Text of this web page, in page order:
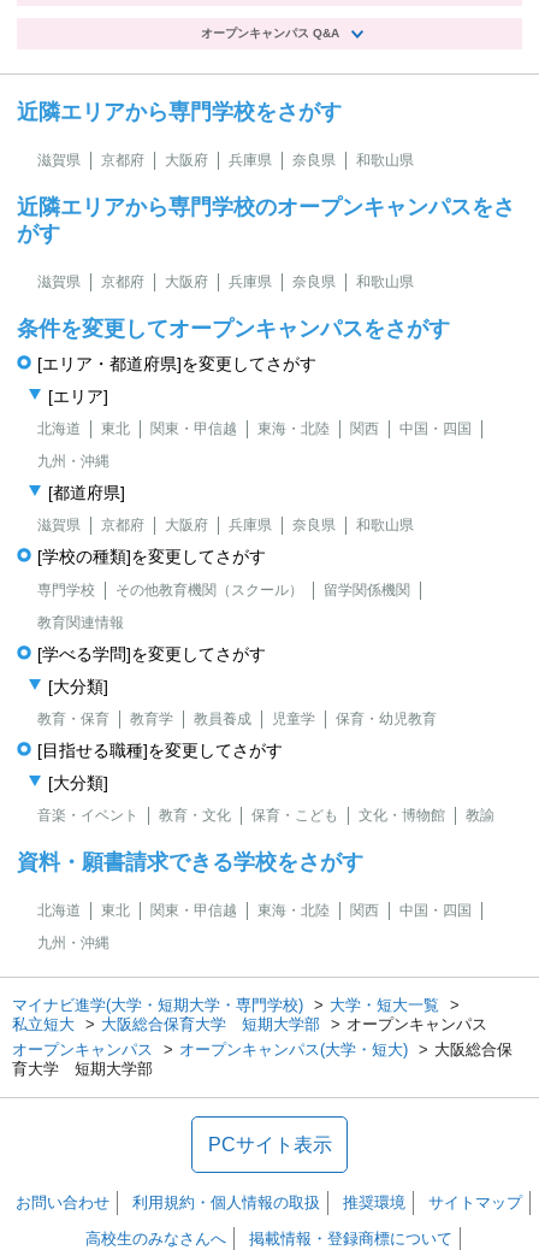
オープンキャンパス Q&A
近隣エリアから専門学校をさがす
滋賀県 京都府 大阪府 兵庫県 奈良県 和歌山県
近隣エリアから専門学校のオープンキャンパスをさ
がす
滋賀県 京都府 大阪府 兵庫県 奈良県 和歌山県
条件を変更してオープンキャンパスをさがす
[エリア・都道府県]を変更してさがす
[エリア]
北海道 東北 関東・甲信越 東海・北陸 関西
中国・四国
九州・沖縄
[都道府県]
滋賀県 京都府 大阪府 兵庫県 奈良県 和歌山県
[学校の種類]を変更してさがす
専門学校 その他教育機関（スクール）
留学関係機関
教育関連情報
[学べる学問]を変更してさがす
[大分類]
教育・保育 教育学 教員養成 児童学 保育・幼児教育
[目指せる職種]を変更してさがす
[大分類]
音楽・イベント 教育・文化 保育・こども 文化・博物館 教諭
資料・願書請求できる学校をさがす
北海道 東北 関東・甲信越 東海・北陸 関西
中国・四国
九州・沖縄
マイナビ進学(大学・短期大学・専門学校)
大学・短大一覧
私立短大
大阪総合保育大学 短期大学部
オープンキャンパス
オープンキャンパス
オープンキャンパス(大学・短大)
大阪総合保
育大学 短期大学部
PCサイト表示
お問い合わせ 利用規約・個人情報の取扱 推奨環境
サイトマップ
高校生のみなさんへ
掲載情報・登録商標について